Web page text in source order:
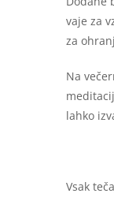
vaje za
za
Na
lahko
Vsak